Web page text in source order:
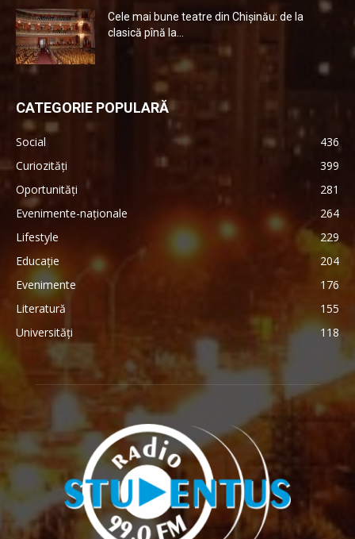
Cele mai bune teatre din Chişinău: de la
clasică pînă la...
CATEGORIE POPULARĂ
Social
436
Curiozități
399
Oportunități
281
Evenimente-naționale
264
Lifestyle
229
Educație
204
Evenimente
176
Literatură
155
Universități
118